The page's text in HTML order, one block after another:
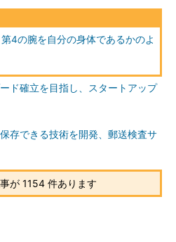
4の腕を自分の身体であるかのよ
ド確立を目指し、スタートアップ
存できる技術を開発、郵送検査サ
が 1154 件あります